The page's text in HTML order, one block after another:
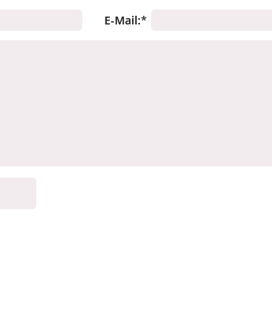
E-Mail:*